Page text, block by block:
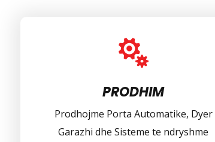

PRODHIM
Prodhojme Porta Automatike, Dyer
Garazhi dhe Sisteme te ndryshme